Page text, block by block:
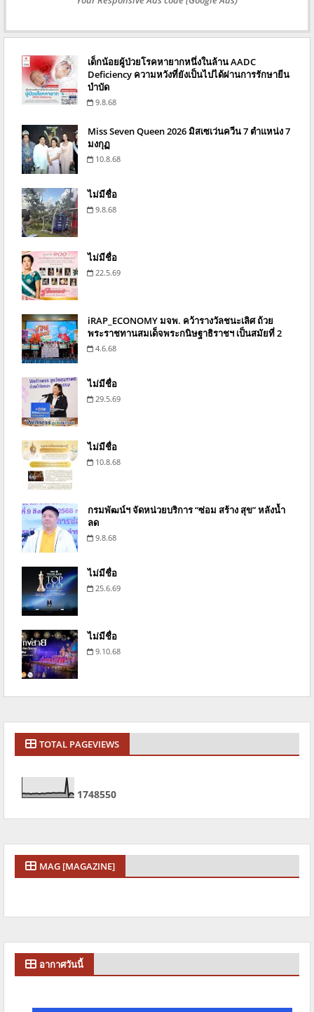
เด็กน้อยผู้ป่วยโรคหายากหนึ่งในล้าน AADC
Deficiency ความหวังที่ยังเป็นไปได้ผ่านการรักษายีน
บำบัด
9.8.68
Miss Seven Queen 2026 มิสเซเว่นควีน 7 ตำแหน่ง 7
มงกุฏ
10.8.68
ไม่มีชื่อ
9.8.68
ไม่มีชื่อ
22.5.69
iRAP_ECONOMY มจพ. คว้ารางวัลชนะเลิศ ถ้วย
พระราชทานสมเด็จพระกนิษฐาธิราชฯ เป็นสมัยที่ 2
4.6.68
ไม่มีชื่อ
29.5.69
ไม่มีชื่อ
10.8.68
กรมพัฒน์ฯ จัดหน่วยบริการ “ซ่อม สร้าง สุข” หลังน้ำ
ลด
9.8.68
ไม่มีชื่อ
25.6.69
ไม่มีชื่อ
9.10.68
TOTAL PAGEVIEWS
1748550
MAG [MAGAZINE]
อากาศวันนี้